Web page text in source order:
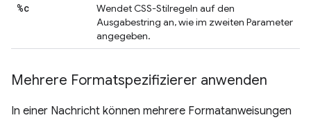
%c
Wendet CSS-Stilregeln auf den
Ausgabestring an, wie im zweiten Parameter
angegeben.
Mehrere Formatspezifizierer anwenden
In einer Nachricht können mehrere Formatanweisungen